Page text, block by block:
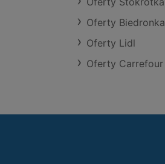
Oferty Biedronka
Oferty Lidl
Oferty Carrefour